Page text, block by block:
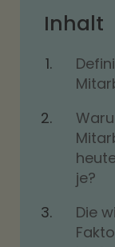
Inhalt
je?
Die